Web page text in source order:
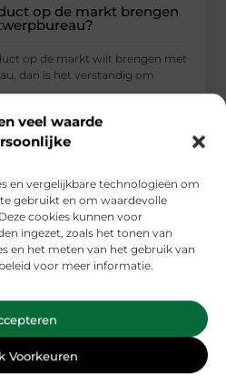
veel waarde
en vergelijkbare technologieën om
gebruikt en om waardevolle
cookies kunnen voor
ingezet, zoals het tonen van
en het meten van het gebruik van
voor meer informatie.
Voorkeuren
op de markt brengen
op de markt wilt brengen met
dan is het verstandig om